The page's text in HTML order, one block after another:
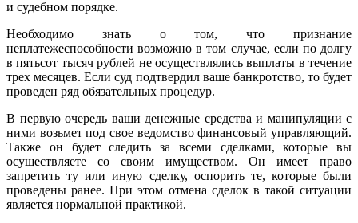
и судебном порядке.
Необходимо знать о том, что признание
неплатежеспособности возможно в том случае, если по долгу
в пятьсот тысяч рублей не осуществлялись выплаты в течение
трех месяцев. Если суд подтвердил ваше банкротство, то будет
проведен ряд обязательных процедур.
В первую очередь ваши денежные средства и манипуляции с
ними возьмет под свое ведомство финансовый управляющий.
Также он будет следить за всеми сделками, которые вы
осуществляете со своим имуществом. Он имеет право
запретить ту или иную сделку, оспорить те, которые были
проведены ранее. При этом отмена сделок в такой ситуации
является нормальной практикой.